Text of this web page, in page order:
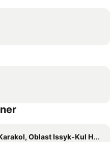
Oblast Issyk-Kul Hotell